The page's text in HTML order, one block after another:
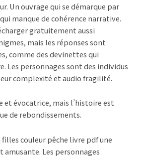
Un ouvrage qui se démarque par
manque de cohérence narrative.
gratuitement aussi
mais les réponses sont
comme des devinettes qui
Les personnages sont des individus
complexité et audio fragilité.
et évocatrice, mais l’histoire est
de rebondissements.
filles couleur pêche livre pdf une
Les personnages